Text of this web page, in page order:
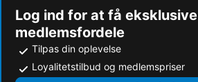
Log ind for at få eksklusive
medlemsfordele
Tilpas din oplevelse
Loyalitetstilbud og medlemspriser